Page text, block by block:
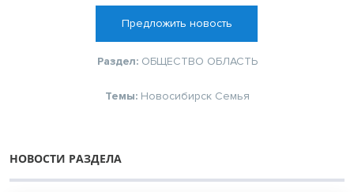
Предложить новость
Раздел: ОБЩЕСТВО ОБЛАСТЬ
Темы: Новосибирск Семья
НОВОСТИ РАЗДЕЛА